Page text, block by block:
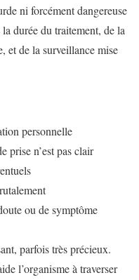
ni forcément dangereuse
durée du traitement, de la
et de la surveillance mise
personnelle
prise n’est pas clair
ou de symptôme
parfois très précieux.
l’organisme à traverser